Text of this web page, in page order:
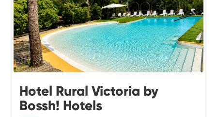
Hotel Rural Victoria by
Bossh! Hotels